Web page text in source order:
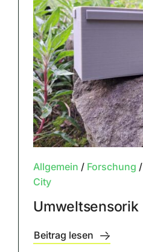
Allgemein / Forschung /
City
Umweltsensorik
Beitrag lesen